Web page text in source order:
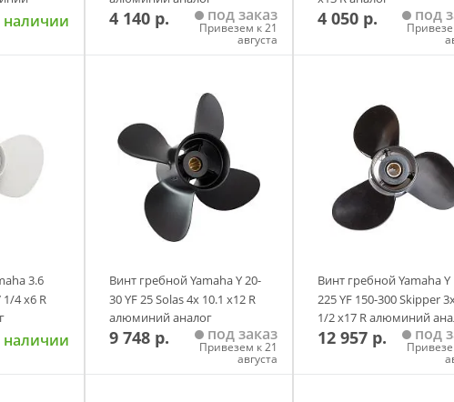
наличии 4 140 р. под заказ
Привезем к 21
августа
4 050 р. под
3.6
1/4 х6 R
наличии
Винт гребной Yamaha Y 20-
30 YF 25 Solas 4х 10.1 х12 R
алюминий аналог
9 748 р. под заказ
Привезем к 21
августа
Винт гребной Yamaha Y
225 YF 150-300 Skipper
1/2 х17 R алюминий
12 957 р. под